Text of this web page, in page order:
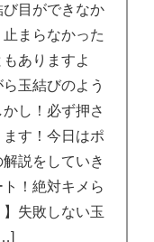
目ができなか
まらなかった
ありますよ
玉結びのよう
し！必ず押さ
す！今日はポ
説をしていき
！絶対キメら
失敗しない玉